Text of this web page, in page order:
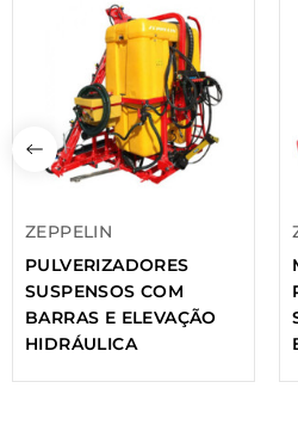
ZEPPELIN
PULVERIZADORES
SUSPENSOS COM
BARRAS E ELEVAÇÃO
HIDRÁULICA